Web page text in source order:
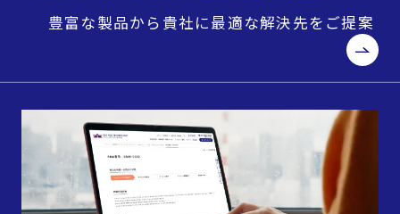
豊富な製品から貴社に最適な解決先をご提案